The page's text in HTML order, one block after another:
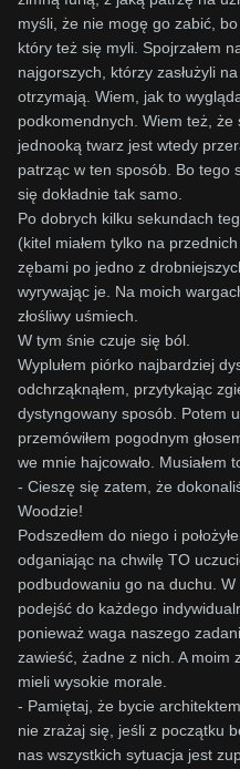
myśli, że nie mogę go zabić,
który też się myli. Spojrzałem
najgorszych, którzy zasłużyli
otrzymają. Wiem, jak to
podkomendnych. Wiem też,
jednooką twarz jest wtedy
patrząc w ten sposób. Bo tego
się dokładnie tak samo.
Po dobrych kilku sekundach
(kitel miałem tylko na
zębami po jedno z
wyrywając je. Na moich
złośliwy uśmiech.
W tym śnie czuje się ból.
Wyplułem piórko najbardziej
odchrząknąłem, przytykając
dystyngowany sposób. Potem
przemówiłem pogodnym
we mnie hajcowało. Musiałem
- Cieszę się zatem, że
Woodzie!
Podszedłem do niego i
odganiając na chwilę TO
podbudowaniu go na duchu. W
podejść do każdego
ponieważ waga naszego
zawieść, żadne z nich. A moim
mieli wysokie morale.
- Pamiętaj, że bycie
nie zrażaj się, jeśli z początku
nas wszystkich sytuacja jest